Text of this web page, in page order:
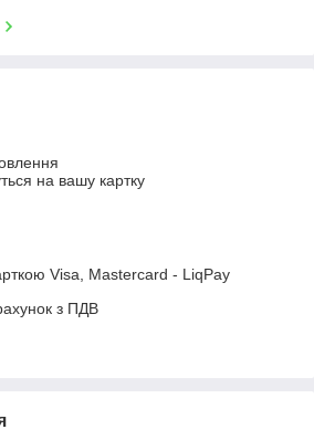
на вашу картку
Visa, Mastercard - LiqPay
з ПДВ